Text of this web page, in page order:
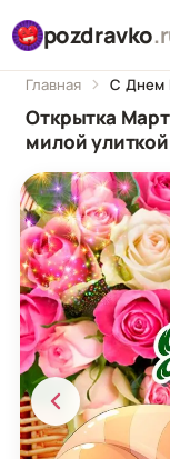
pozdravko
Главная С Днем
Открытка
милой улиткой